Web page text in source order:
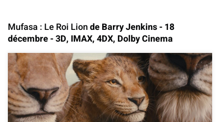
Mufasa : Le Roi Lionde Barry Jenkins - 18
décembre - 3D, IMAX, 4DX, Dolby Cinema